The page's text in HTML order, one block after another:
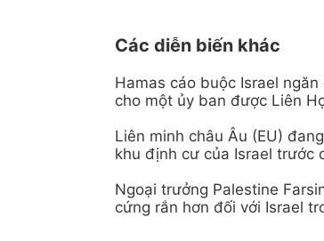
Các diễn biến khác
Hamas cáo buộc Israel
cho một ủy ban được Liên
Liên minh châu Âu (EU)
khu định cư của Israel trước
Ngoại trưởng Palestine
cứng rắn hơn đối với Israel